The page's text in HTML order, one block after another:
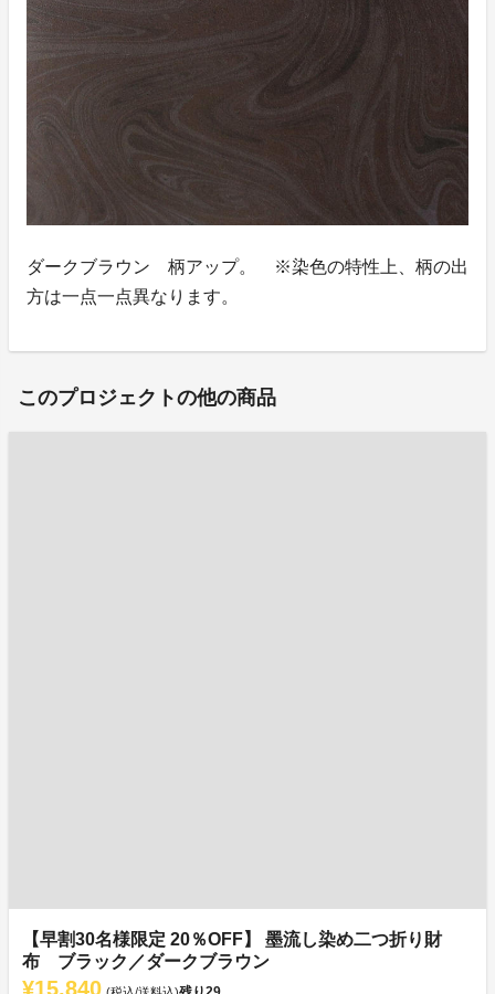
ダークブラウン 柄アップ。 ※染色の特性上、柄の出
方は一点一点異なります。
このプロジェクトの他の商品
【早割30名様限定 20％OFF】 墨流し染め二つ折り財
布 ブラック／ダークブラウン
¥15,840